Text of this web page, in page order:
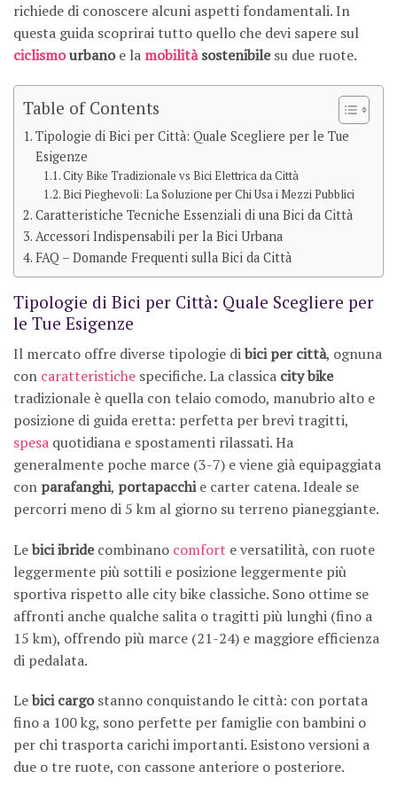
richiede di conoscere alcuni aspetti fondamentali. In
questa guida scoprirai tutto quello che devi sapere sul
ciclismourbanoe la mobilitàsostenibilesu due ruote.
Table of Contents
Tipologie di Bici per Città: Quale Scegliere per le Tue
Esigenze
City Bike Tradizionale vs Bici Elettrica da Città
Bici Pieghevoli: La Soluzione per Chi Usa i Mezzi Pubblici
Caratteristiche Tecniche Essenziali di una Bici da Città
Accessori Indispensabili per la Bici Urbana
FAQ – Domande Frequenti sulla Bici da Città
Tipologie di Bici per Città: Quale Scegliere per
le Tue Esigenze
Il mercato offre diverse tipologie dibici per città, ognuna
con caratteristiche specifiche. La classica city bike
tradizionale è quella con telaio comodo, manubrio alto e
posizione di guida eretta: perfetta per brevi tragitti,
spesa quotidiana e spostamenti rilassati. Ha
generalmente poche marce (3-7) e viene già equipaggiata
con parafanghi, portapacchie carter catena. Ideale se
percorri meno di 5 km al giorno su terreno pianeggiante.
Lebici ibridecombinano comfort e versatilità, con ruote
leggermente più sottili e posizione leggermente più
sportiva rispetto alle city bike classiche. Sono ottime se
affronti anche qualche salita o tragitti più lunghi (fino a
15 km), offrendo più marce (21-24) e maggiore efficienza
di pedalata.
Lebici cargostanno conquistando le città: con portata
fino a 100 kg, sono perfette per famiglie con bambini o
per chi trasporta carichi importanti. Esistono versioni a
due o tre ruote, con cassone anteriore o posteriore.